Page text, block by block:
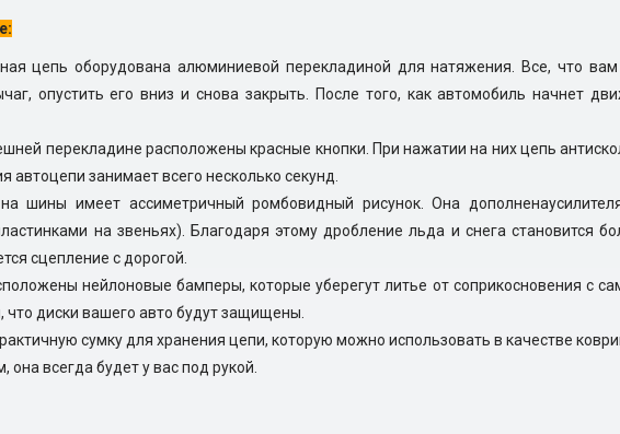
цепь оборудована алюминиевой перекладиной для натяжения. Все, что
опустить его вниз и снова закрыть. После того, как автомобиль начнет
перекладине расположены красные кнопки. При нажатии на них цепь
автоцепи занимает всего несколько секунд.
шины имеет ассиметричный ромбовидный рисунок. Она
на звеньях). Благодаря этому дробление льда и снега становится
сцепление с дорогой.
нейлоновые бамперы, которые уберегут литье от соприкосновения с
диски вашего авто будут защищены.
сумку для хранения цепи, которую можно использовать в качестве
всегда будет у вас под рукой.